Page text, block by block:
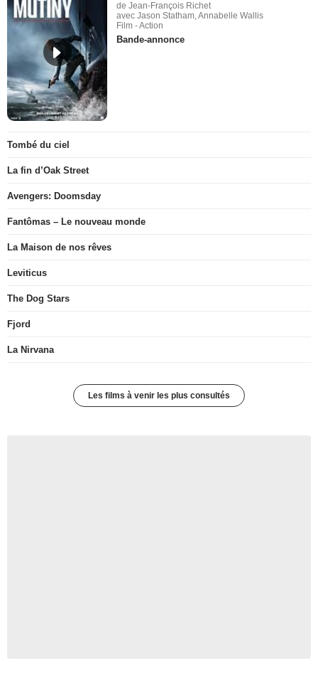
de Jean-François Richet
avec Jason Statham, Annabelle Wallis
Film - Action
Bande-annonce
Tombé du ciel
La fin d’Oak Street
Avengers: Doomsday
Fantômas – Le nouveau monde
La Maison de nos rêves
Leviticus
The Dog Stars
Fjord
La Nirvana
Les films à venir les plus consultés